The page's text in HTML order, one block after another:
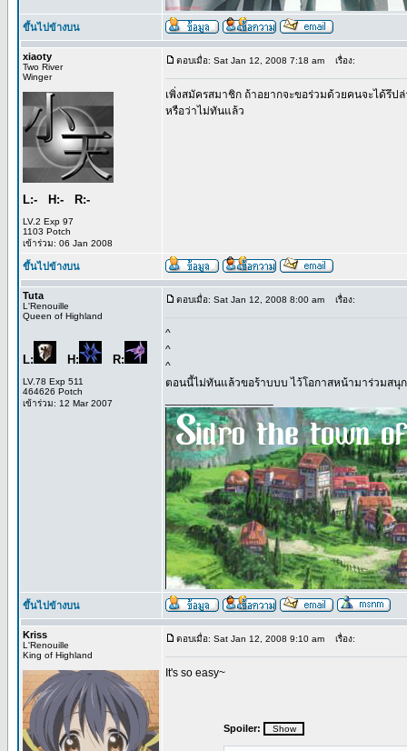
ขึ้นไปข้างบน
xiaoty
Two River
Winger
L:- H:- R:-
LV.2 Exp 97
1103 Potch
เข้าร่วม: 06 Jan 2008
ตอบเมื่อ: Sat Jan 12, 2008 7:18 am เรื่อง:
เพิ่งสมัครสมาชิก ถ้าอยากจะขอร่วมด้วยคนจะได้รึป
หรือว่าไม่ทันแล้ว
ขึ้นไปข้างบน
Tuta
L'Renouille
Queen of Highland
L: H: R:
LV.78 Exp 511
464626 Potch
เข้าร่วม: 12 Mar 2007
ตอบเมื่อ: Sat Jan 12, 2008 8:00 am เรื่อง:
^
^
^
ตอนนี้ไม่ทันแล้วขอร้าบบบ ไว้โอกาสหน้ามาร่วมสนุ
ขึ้นไปข้างบน
Kriss
L'Renouille
King of Highland
ตอบเมื่อ: Sat Jan 12, 2008 9:10 am เรื่อง:
It's so easy~
Spoiler: